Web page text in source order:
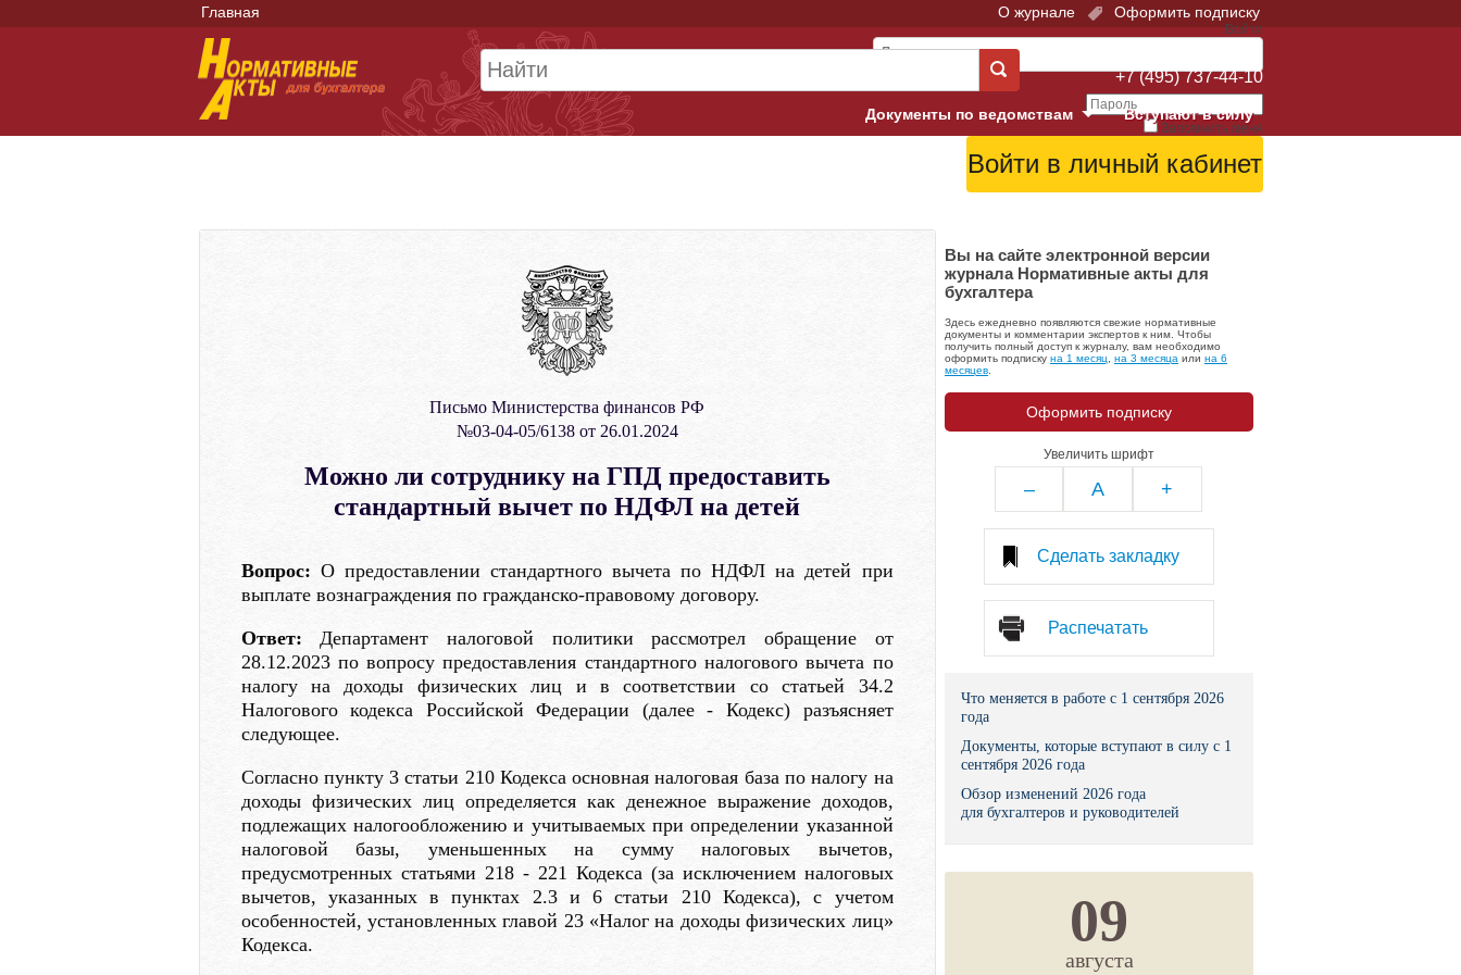
Главная О журнале Оформить подписку
Войти
Запомнить меня
+7 (495) 737-44-10
Вступают в силу
Документы по ведомствам
Арбитражные суды
Верховный Суд
Гострудинспекция в г. Москве
Конституционный Суд
Пенсионный фонд
Правительство
Президент: законы и указы
Социальный фонд России
Суд общей юрисдикции
Федеральная налоговая служба
Фонд социального страхования
Остальные ведомства
Письмо Министерства финансов РФ
№03-04-05/6138 от 26.01.2024
Можно ли сотруднику на ГПД предоставить
стандартный вычет по НДФЛ на детей
Вопрос: О предоставлении стандартного вычета по НДФЛ на детей при
выплате вознаграждения по гражданско-правовому договору.
Ответ: Департамент налоговой политики рассмотрел обращение от
28.12.2023 по вопросу предоставления стандартного налогового вычета по
налогу на доходы физических лиц и в соответствии со статьей 34.2
Налогового кодекса Российской Федерации (далее - Кодекс) разъясняет
следующее.
Согласно пункту 3 статьи 210 Кодекса основная налоговая база по налогу на
доходы физических лиц определяется как денежное выражение доходов,
подлежащих налогообложению и учитываемых при определении указанной
налоговой базы, уменьшенных на сумму налоговых вычетов,
предусмотренных статьями 218 - 221 Кодекса (за исключением налоговых
вычетов, указанных в пунктах 2.3 и 6 статьи 210 Кодекса), с учетом
особенностей, установленных главой 23 «Налог на доходы физических лиц»
Кодекса.
Вы на сайте электронной версии
журнала Нормативные акты для
бухгалтера
Здесь ежедневно появляются свежие нормативные
документы и комментарии экспертов к ним. Чтобы
получить полный доступ к журналу, вам необходимо
оформить подписку на 1 месяц, на 3 месяца или на 6
месяцев.
Оформить подписку
Увеличить шрифт
– A +
Сделать закладку
Распечатать
Что меняется в работе с 1 сентября 2026
года
Документы, которые вступают в силу с 1
сентября 2026 года
Обзор изменений 2026 года
для бухгалтеров и руководителей
09
августа